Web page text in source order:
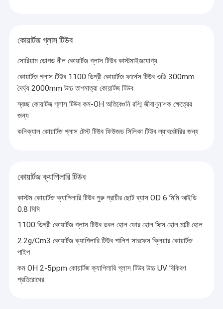
কোয়ার্টজ গ্লাস টিউব
সোরিয়াম ডোপড নীল কোয়ার্টজ গ্লাস টিউব কাস্টমাইজযোগ্য
কোয়ার্টজ গ্লাস টিউব 1100 ডিগ্রী কোয়ার্টজ ফার্নেস টিউব ওডি 300mm
দৈর্ঘ্য 2000mm উচ্চ তাপমাত্রা কোয়ার্টজ টিউব
স্বচ্ছ কোয়ার্টজ গ্লাস টিউব কম-OH অতিবেগুনি রশ্মি জীবাণুনাশক ক্ষেত্রের
জন্য
কনিক্যাল কোয়ার্টজ গ্লাস টেস্ট টিউব ফিউজড সিলিকা টিউব ল্যাবরেটরির জন্য
কোয়ার্টজ ক্যাপিলারি টিউব
কাস্টম কোয়ার্টজ ক্যাপিলারি টিউব পুরু প্রাচীর ছোট ব্যাস OD 6 মিমি আইডি
0.8 মিমি
1100 ডিগ্রী কোয়ার্টজ গ্লাস টিউব ডবল হোল ফোর হোল সিক্স হোল মাল্টি হোল
2.2g/Cm3 কোয়ার্টজ ক্যাপিলারি টিউব পালিশ সারফেস ক্লিয়ার কোয়ার্টজ
পাইপ
কম OH 2-5ppm কোয়ার্টজ ক্যাপিলারি গ্লাস টিউব উচ্চ UV বিকিরণ
প্রতিরোধের